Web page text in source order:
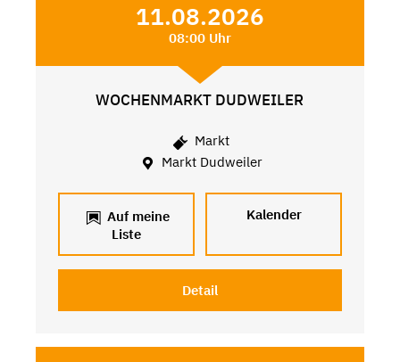
11.08.2026
08:00 Uhr
WOCHENMARKT DUDWEILER
Markt
Markt Dudweiler
Auf meine
Liste
Kalender
Detail